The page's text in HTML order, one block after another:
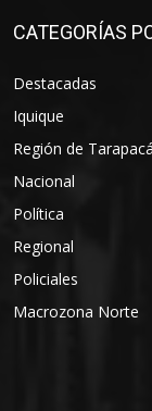
CATEGORÍAS
Destacadas
Iquique
Región de Tarapacá
Nacional
Política
Regional
Policiales
Macrozona Norte